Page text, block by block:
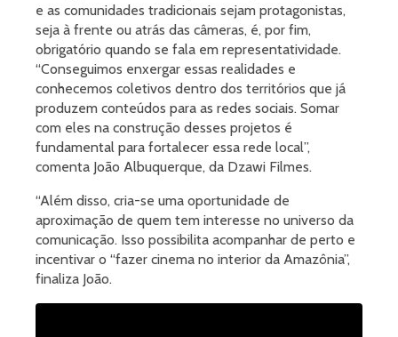
e as comunidades tradicionais sejam protagonistas,
seja à frente ou atrás das câmeras, é, por fim,
obrigatório quando se fala em representatividade.
“Conseguimos enxergar essas realidades e
conhecemos coletivos dentro dos territórios que já
produzem conteúdos para as redes sociais. Somar
com eles na construção desses projetos é
fundamental para fortalecer essa rede local”,
comenta João Albuquerque, da Dzawi Filmes.
“Além disso, cria-se uma oportunidade de
aproximação de quem tem interesse no universo da
comunicação. Isso possibilita acompanhar de perto e
incentivar o “fazer cinema no interior da Amazônia”,
finaliza João.